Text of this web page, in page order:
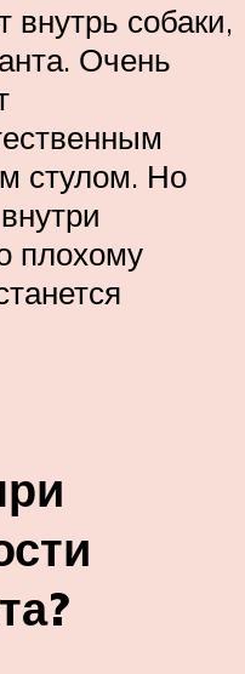
внутрь собаки,
Очень
стулом. Но
плохому